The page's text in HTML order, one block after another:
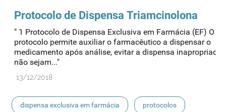
Protocolo de Dispensa Triamcinolona
" 1 Protocolo de Dispensa Exclusiva em Farmácia (EF) O
protocolo permite auxiliar o farmacêutico a dispensar o
medicamento após análise, evitar a dispensa inapropriada
não sejam..."
13/12/2018
dispensa exclusiva em farmácia protocolos